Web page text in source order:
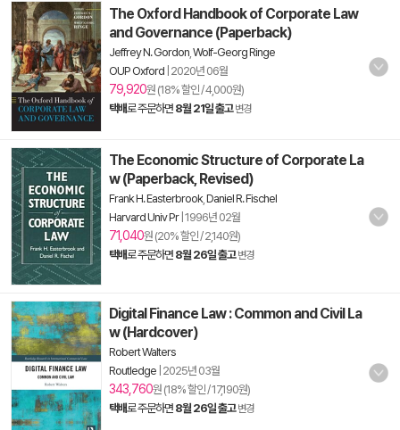
The Oxford Handbook of Corporate Law
and Governance (Paperback)
Jeffrey N. Gordon Wolf-Georg Ringe
OUP Oxford 2020년 06월
79,920원 (18% 할인 / 4,000원)
택배로 주문하면 8월 21일 출고 변경
The Economic Structure of Corporate La
w (Paperback, Revised)
Frank H. Easterbrook, Daniel R. Fischel
Harvard Univ Pr| 1996년 02월
71,040원 (20% 할인 / 2,140원)
택배로 주문하면 8월 26일 출고 변경
Digital Finance Law : Common and Civil La
w (Hardcover)
Robert Walters
Routledge 2025년 03월
343,760원 (18% 할인 / 17,190원)
택배로 주문하면 8월 26일 출고 변경